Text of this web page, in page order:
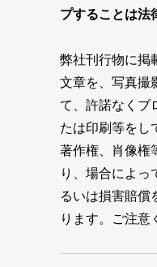
プすることは法
弊社刊行物に掲
文章を、写真撮
て、許諾なくブ
たは印刷等をし
著作権、肖像権
り、場合によっ
るいは損害賠償
ります。ご注意